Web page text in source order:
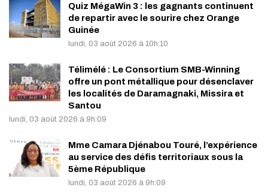
Quiz MégaWin 3 : les gagnants continuent
de repartir avec le sourire chez Orange
Guinée
lundi, 03 août 2026 à 10h:10
Télimélé : Le Consortium SMB-Winning
offre un pont métallique pour désenclaver
les localités de Daramagnaki, Missira et
Santou
lundi, 03 août 2026 à 9h:09
Mme Camara Djénabou Touré, l’expérience
au service des défis territoriaux sous la
5ème République
lundi, 03 août 2026 à 9h:09